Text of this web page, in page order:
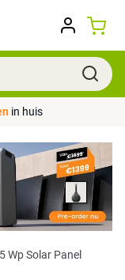
in huis
Wp Solar Panel